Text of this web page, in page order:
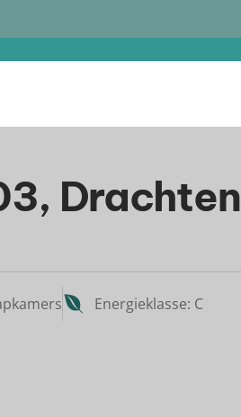
Drachten
Energieklasse: C